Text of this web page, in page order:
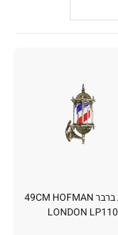
מנורת ברבר 49CM HOFMAN
LONDON LP110